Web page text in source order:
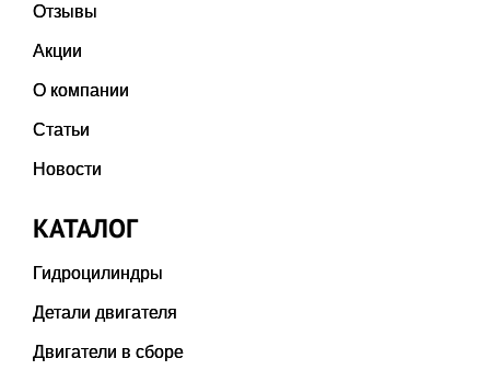
Отзывы
Акции
О компании
Статьи
Новости
КАТАЛОГ
Гидроцилиндры
Детали двигателя
Двигатели в сборе